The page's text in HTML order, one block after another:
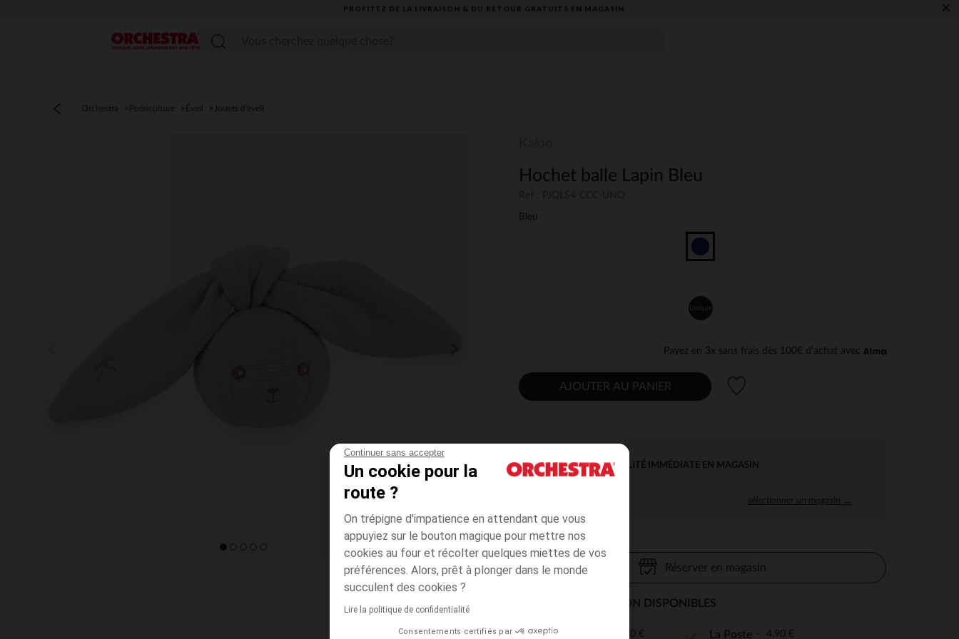
Continuer sans accepter
Un cookie pour la
route ?
On trépigne d'impatience en attendant que vous
appuyiez sur le bouton magique pour mettre nos
cookies au four et récolter quelques miettes de vos
préférences. Alors, prêt à plonger dans le monde
succulent des cookies ?
Lire la politique de confidentialité
Consentements certifiés par
PROFITEZ DE LA LIVRAISON & DU RETOUR GRATUITS EN MAGASIN​ ×
Menu
Orchestra Puériculture Éveil Jouets d'éveil
Hochet balle Lapin Bleu
Bleu
Unique
Payez en 3x sans frais dès 100€ d'achat avec
AJOUTER AU PANIER
DISPONIBILITÉ IMMÉDIATE EN MAGASIN
sélectionner un magasin →
Réserver en magasin
MODES DE LIVRAISON DISPONIBLES
Point Relais 4,90 € La Poste 4,90 €